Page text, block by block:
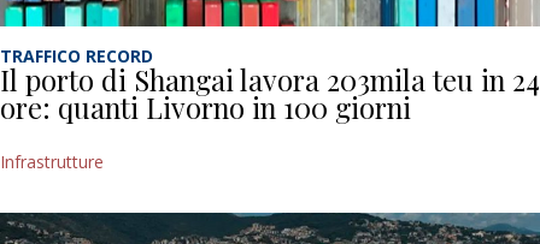
TRAFFICO RECORD
Il porto di Shangai lavora 203mila teu in 24
ore: quanti Livorno in 100 giorni
Infrastrutture